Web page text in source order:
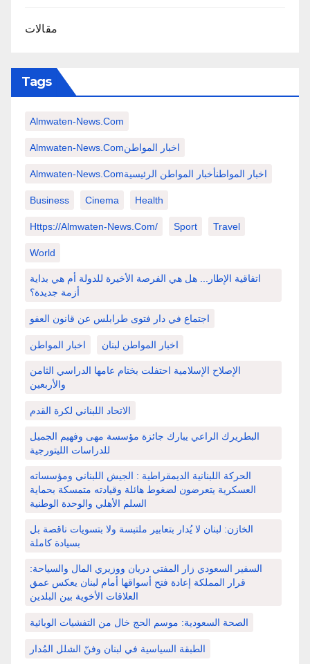
مقالات
Tags
Almwaten-News.com
Almwaten-News.comاخبار المواطن
Almwaten-News.comاخبار المواطنأخبار المواطن الرئيسية
Business Cinema Health
Https://almwaten-News.com/ Sport Travel
World
اتفاقية الإطار... هل هي الفرصة الأخيرة للدولة أم هي بداية
أزمة جديدة؟
اجتماع في دار فتوى طرابلس عن قانون العفو
اخبار المواطن اخبار المواطن لبنان
الإصلاح الإسلامية احتفلت بختام عامها الدراسي الثامن
والأربعين
الاتحاد اللبناني لكرة القدم
البطريرك الراعي يبارك جائزة مؤسسة مهى وفهيم الجميل
للدراسات الليتورجية
الحركة اللبنانية الديمقراطية : الجيش اللبناني ومؤسساته
العسكرية يتعرضون لضغوط هائلة وقيادته متمسكة بحماية
السلم الأهلي والوحدة الوطنية
الخازن: لبنان لا يُدار بتعابير ملتبسة ولا بتسويات ناقصة بل
بسيادة كاملة
السفير السعودي زار المفتي دريان ووزيري المال والسياحة:
قرار المملكة إعادة فتح أسواقها أمام لبنان يعكس عمق
العلاقات الأخوية بين البلدين
الصحة السعودية: موسم الحج خال من التفشيات الوبائية
الطبقة السياسية في لبنان وفنّ الشلل المُدار